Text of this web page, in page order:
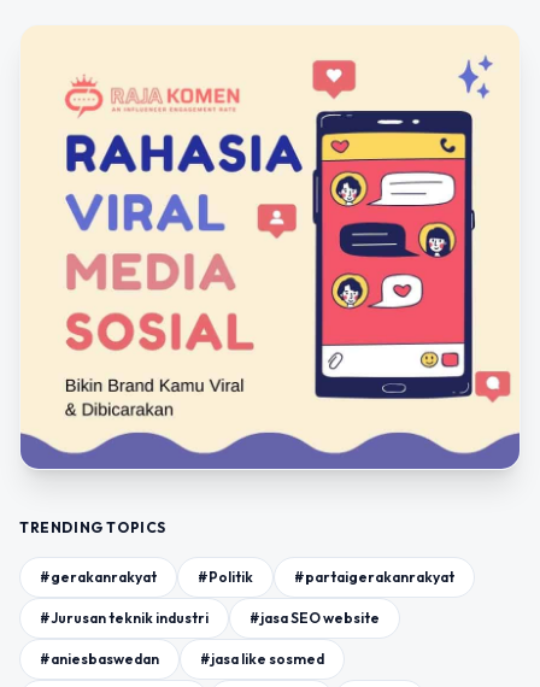
TRENDING TOPICS
#gerakanrakyat #Politik #partaigerakanrakyat
#Jurusan teknik industri #jasa SEO website
#aniesbaswedan #jasa like sosmed